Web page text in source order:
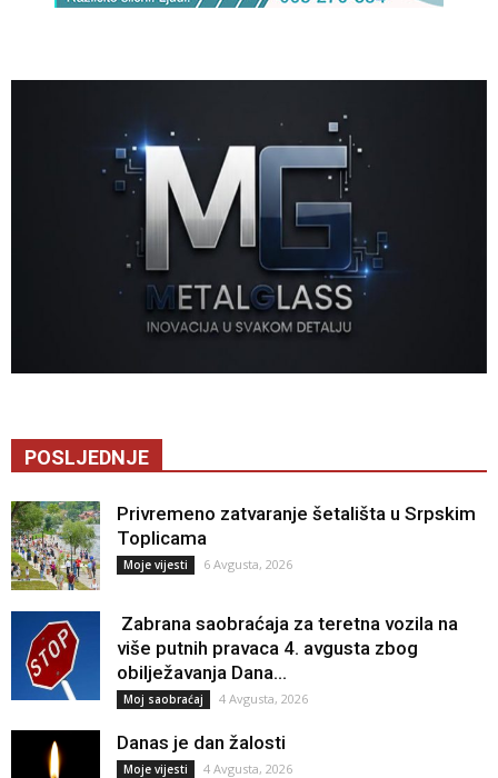
POSLJEDNJE
Privremeno zatvaranje šetališta u Srpskim
Toplicama
Moje vijesti 6 Avgusta, 2026
Zabrana saobraćaja za teretna vozila na
više putnih pravaca 4. avgusta zbog
obilježavanja Dana...
Moj saobraćaj 4 Avgusta, 2026
Danas je dan žalosti
Moje vijesti 4 Avgusta, 2026